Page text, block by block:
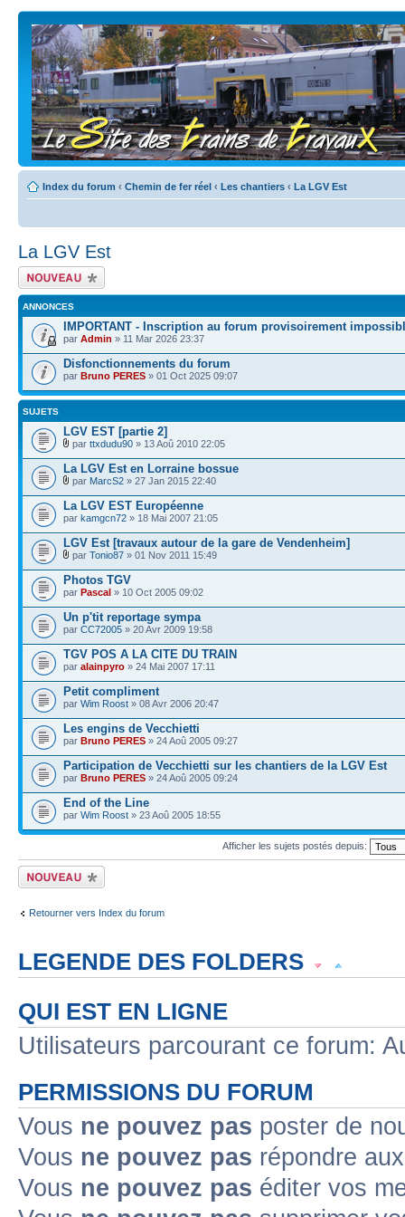
Index du forum ‹ Chemin de fer réel ‹ Les chantiers ‹ La LGV Est
La LGV Est
Écrire un nouveau
sujet
ANNONCES
IMPORTANT - Inscription au forum provisoirement
par Admin » 11 Mar 2026 23:37
Disfonctionnements du forum
par Bruno PERES » 01 Oct 2025 09:07
SUJETS
LGV EST [partie 2]
par ttxdudu90 » 13 Aoû 2010 22:05
La LGV Est en Lorraine bossue
par MarcS2 » 27 Jan 2015 22:40
La LGV EST Européenne
par kamgcn72 » 18 Mai 2007 21:05
LGV Est [travaux autour de la gare de Vendenheim]
par Tonio87 » 01 Nov 2011 15:49
Photos TGV
par Pascal » 10 Oct 2005 09:02
Un p'tit reportage sympa
par CC72005 » 20 Avr 2009 19:58
TGV POS A LA CITE DU TRAIN
par alainpyro » 24 Mai 2007 17:11
Petit compliment
par Wim Roost » 08 Avr 2006 20:47
Les engins de Vecchietti
par Bruno PERES » 24 Aoû 2005 09:27
Participation de Vecchietti sur les chantiers de la LGV Est
par Bruno PERES » 24 Aoû 2005 09:24
End of the Line
par Wim Roost » 23 Aoû 2005 18:55
Afficher les sujets postés depuis:
Écrire un nouveau
sujet
Retourner vers Index du forum
LEGENDE DES FOLDERS
Sujet populaire lu Sujet lu fermé Sujet lu fermé dans lequel j'ai posté
Sujet populaire non lu Sujet non lu fermé Sujet non lu fermé dans
Topic déplacé
Annonce lue Annonce lue fermée Annonce lue fermée dans laquelle
QUI EST EN LIGNE
Utilisateurs parcourant ce forum:
PERMISSIONS DU FORUM
Vous ne pouvez pas poster de
Vous ne pouvez pas répondre
Vous ne pouvez pas éditer vos